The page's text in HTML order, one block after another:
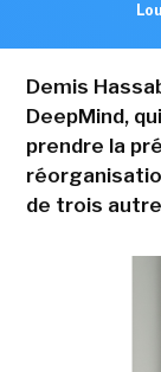
Demis
DeepMind,
prendre la
de trois